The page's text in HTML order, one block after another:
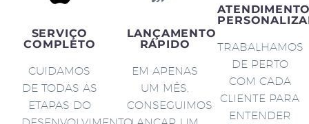
SERVIÇO
COMPLETO
CUIDAMOS
DE TODAS AS
ETAPAS DO
LANÇAMENTO
RÁPIDO
EM APENAS
UM MÊS,
CONSEGUIMOS
TRABALHAMOS
DE PERTO
COM CADA
CLIENTE PARA
ENTENDER